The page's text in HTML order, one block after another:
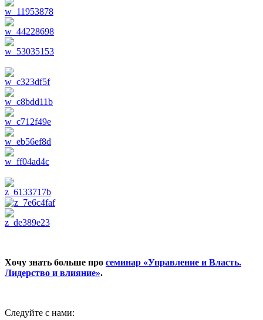
Хочу знать больше про семинар «Управление и Власть.
Лидерство и влияние».
Следуйте с нами: